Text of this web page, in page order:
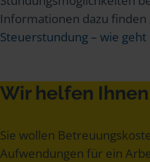
Informationen dazu finden
Steuerstundung – wie geht
Wir helfen
Sie wollen
Aufwendungen für ein